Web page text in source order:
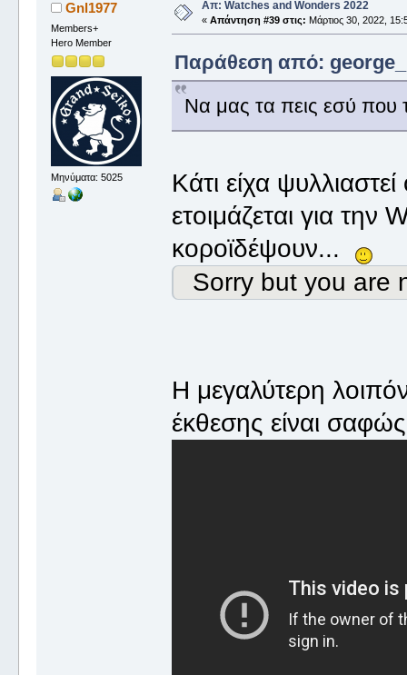
Gnl1977
Members+
Hero Member
Μηνύματα: 5025
Απ: Watches and Wonders 2022
« Απάντηση #39 στις: Μάρτιος 30, 2022,
Παράθεση από: george_
Να μας τα πεις εσύ που
Κάτι είχα
ετοιμάζεται για
κοροϊδέψουν...
Sorry but you are
Η μεγαλύτερη
έκθεσης είναι